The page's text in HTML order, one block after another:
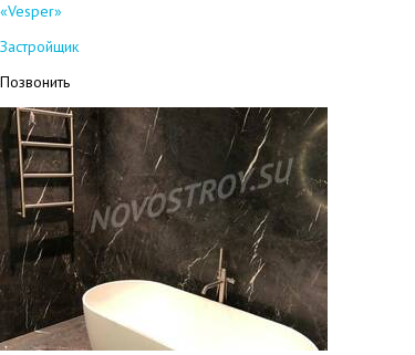
«Vesper»
Застройщик
Позвонить